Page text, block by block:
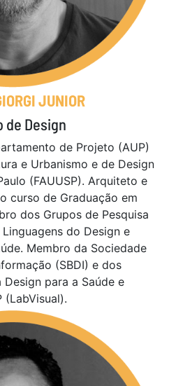
JUNIOR
de Design
de Projeto (AUP)
e Urbanismo e de Design
(FAUUSP). Arquiteto e
curso de Graduação em
dos Grupos de Pesquisa
do Design e
Membro da Sociedade
(SBDI) e dos
para a Saúde e
(LabVisual).